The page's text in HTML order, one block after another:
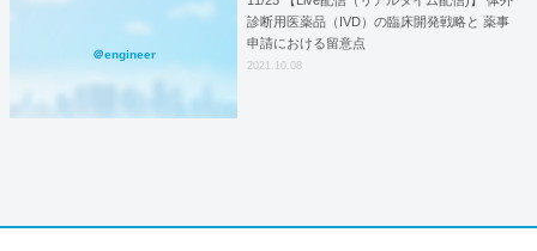
＠engineer
診断用医薬品（IVD）の臨床開発戦略と 薬事
申請における留意点
2021.10.08